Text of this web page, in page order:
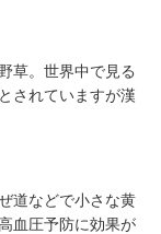
草。世界中で見る
されていますが漢
道などで小さな黄
血圧予防に効果が